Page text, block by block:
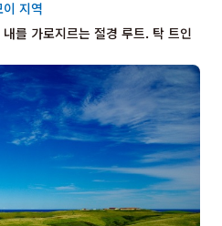
를 가로지르는 절경 루트. 탁 트인
지역